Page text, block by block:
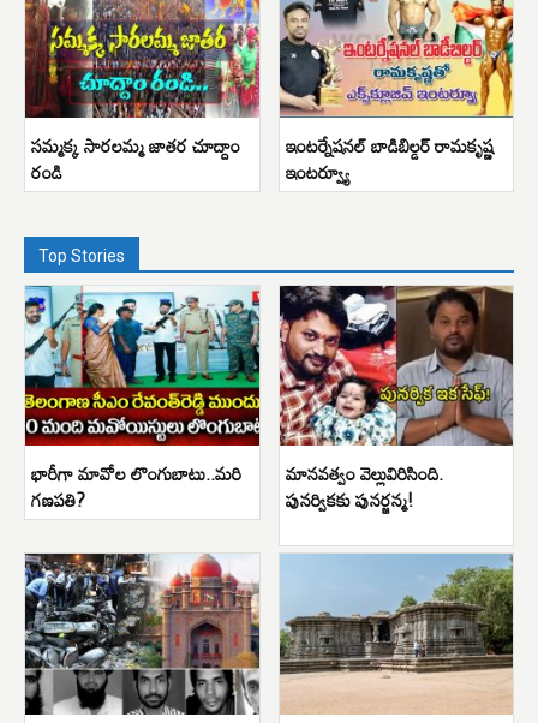
సమ్మక్క సారలమ్మ జాతర చూద్దాం
రండి
ఇంటర్నేషనల్ బాడిబిల్డర్ రామకృష్ణ
ఇంటర్వ్యూ
Top Stories
భారీగా మావోల లొంగుబాటు..మరి
గణపతి?
మానవత్వం వెల్లువిరిసింది.
పునర్వికకు పునర్జన్మ!